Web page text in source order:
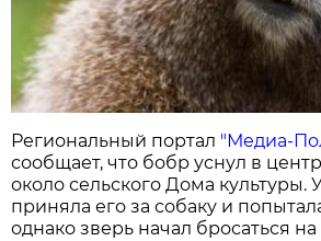
Региональный портал "Медиа-
сообщает, что бобр уснул в
около сельского Дома культуры.
приняла его за собаку и
однако зверь начал бросаться